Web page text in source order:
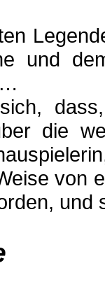
und
die
von